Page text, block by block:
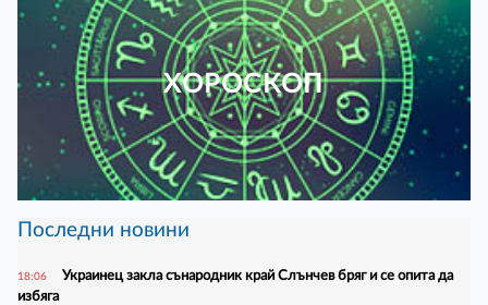
ХОРОСКОП
Последни новини
18:06
Украинец закла сънародник край Слънчев бряг и се опита да
избяга